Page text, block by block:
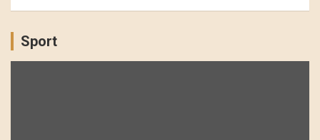
Sport